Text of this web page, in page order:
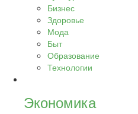
Бизнес
Здоровье
Мода
Быт
Образование
Технологии
Экономика